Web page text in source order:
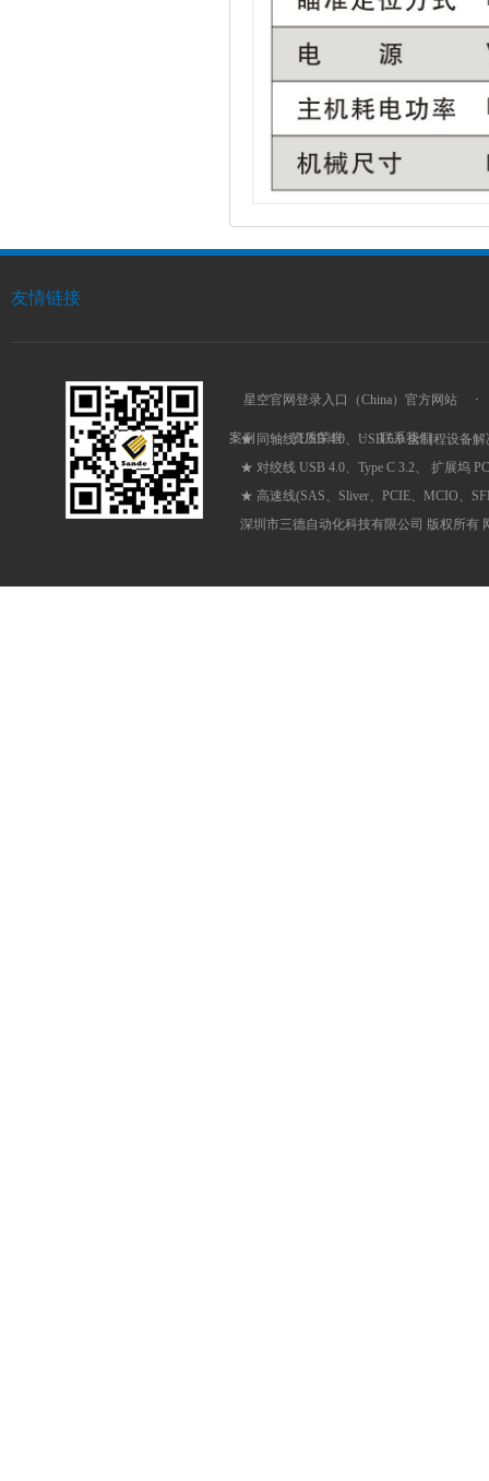
友情链接
星空官网登录入口（China）官方网站 ·
案例 · 资质荣誉 · 联系我们
★ 同轴线 USB 4.0、USB 5.0 全制程设备解
★ 对绞线 USB 4.0、Type C 3.2、 扩展坞
★ 高速线(SAS、Sliver、PCIE、MCIO、
深圳市三德自动化科技有限公司 版权所有